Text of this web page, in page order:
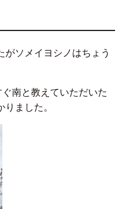
がソメイヨシノはちょう
南と教えていただいた
ました。